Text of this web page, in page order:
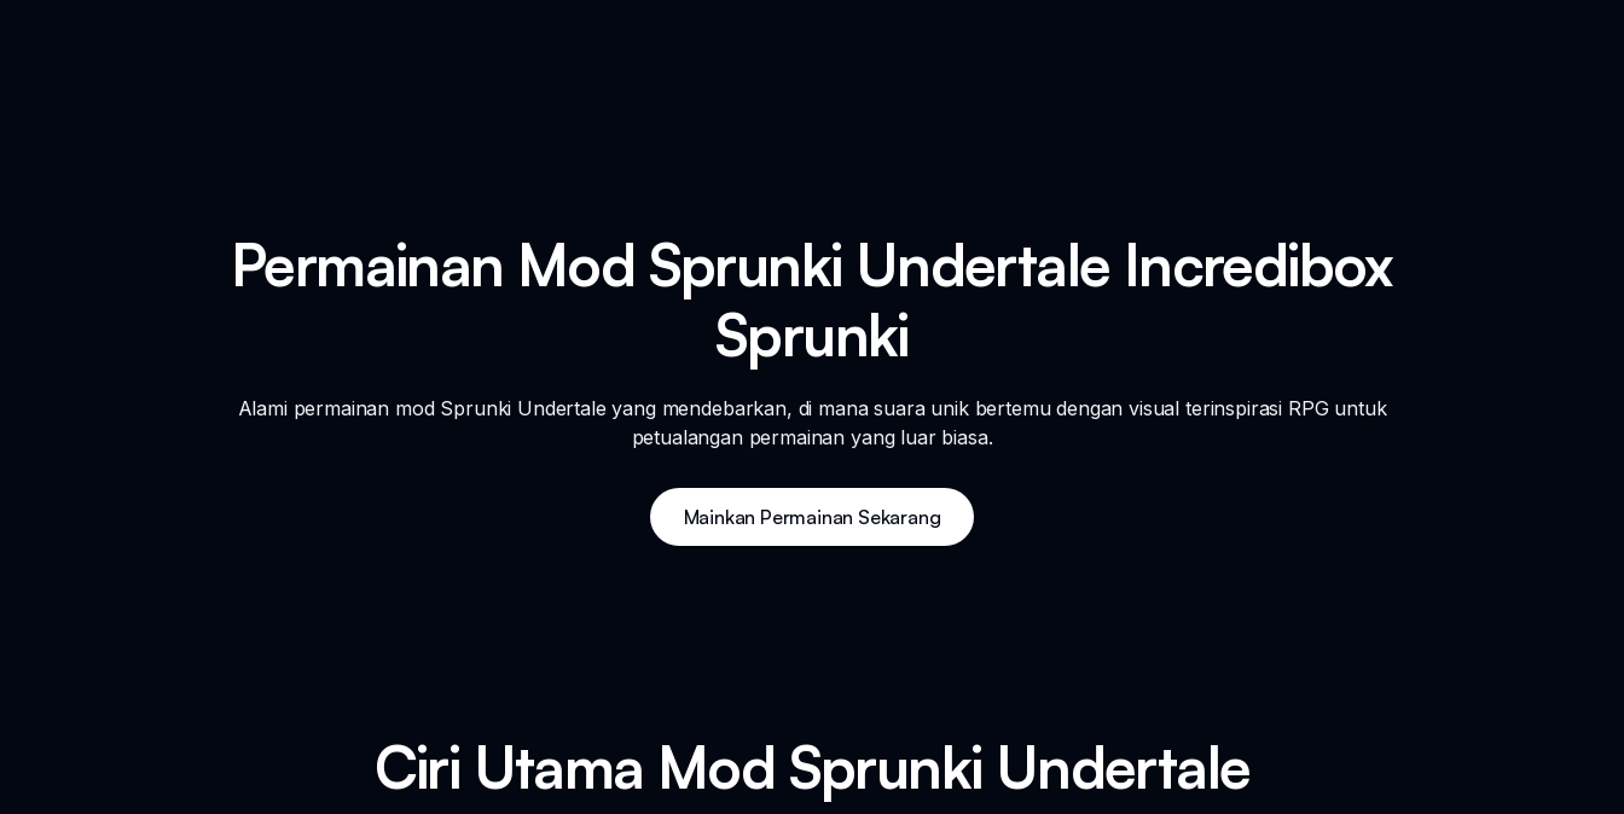
Permainan Mod Sprunki Undertale Incredibox
Sprunki
Alami permainan mod Sprunki Undertale yang mendebarkan, di mana suara unik bertemu dengan visual terinspirasi RPG untuk
petualangan permainan yang luar biasa.
Mainkan Permainan Sekarang
Ciri Utama Mod Sprunki Undertale